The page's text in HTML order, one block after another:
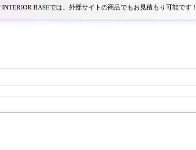
BASEでは、外部サイトの商品でもお見積もり可能です！